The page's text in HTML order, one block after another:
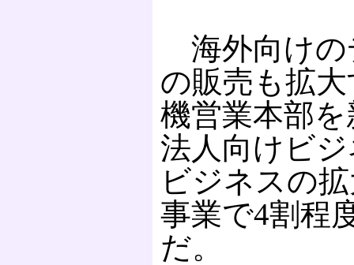
海外向けの
の販売も拡
機営業本部
法人向けビ
ビジネスの
事業で4割程
だ。